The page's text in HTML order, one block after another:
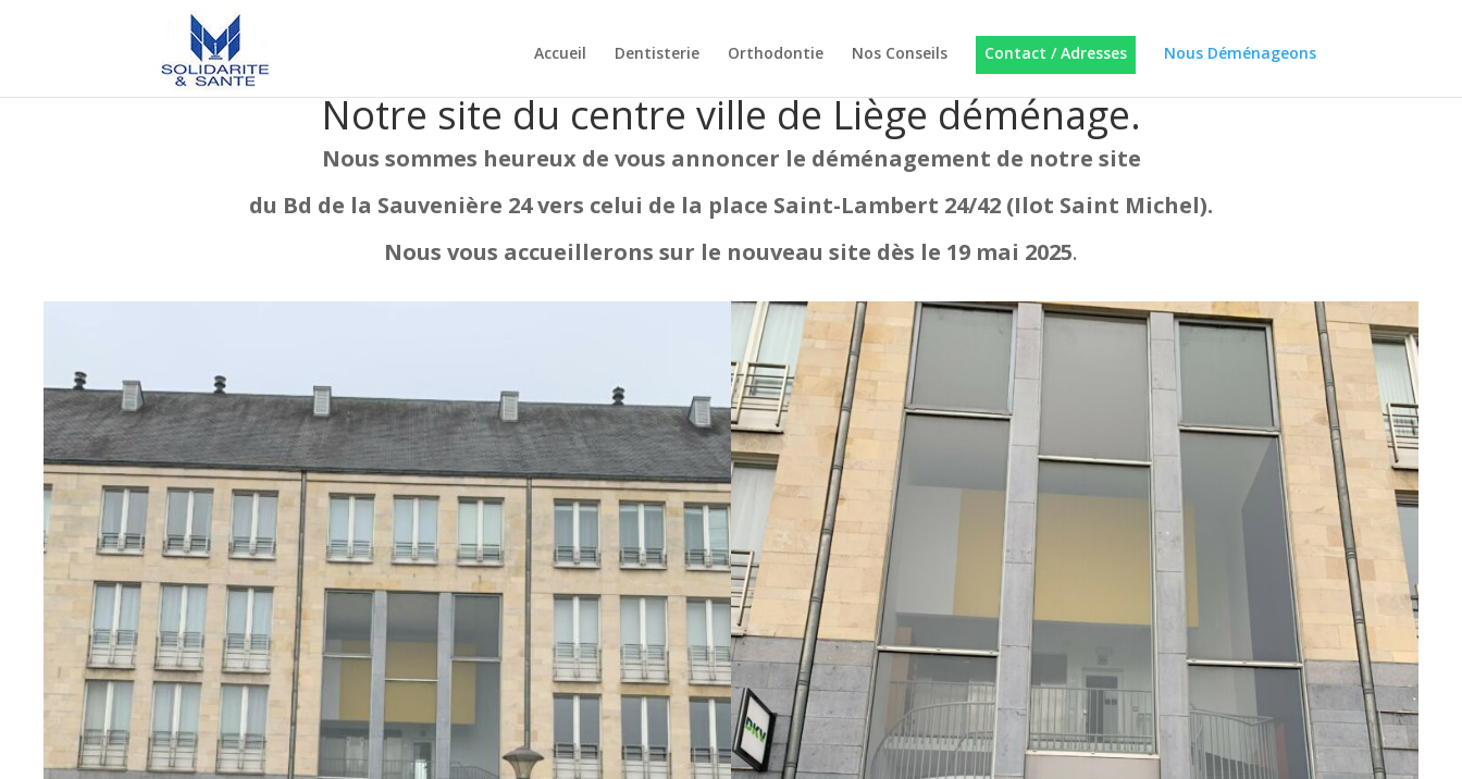
Accueil Dentisterie Orthodontie Nos Conseils Contact / Adresses Nous Déménageons
Notre site du centre ville de Liège déménage.
Nous sommes heureux de vous annoncer le déménagement de notre site
du Bd de la Sauvenière 24 vers celui de la place Saint-Lambert 24/42 (Ilot Saint Michel).
Nous vous accueillerons sur le nouveau site dès le 19 mai 2025.